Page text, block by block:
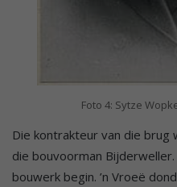
Foto 4: Sytze
Die kontrakteur van die brug
die bouvoorman
bouwerk begin. ’n Vroeë